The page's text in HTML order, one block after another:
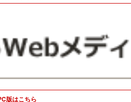
版はこちら